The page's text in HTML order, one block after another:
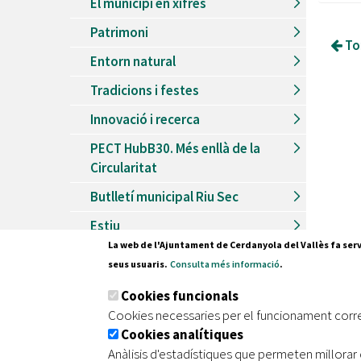
Patrimoni
Entorn natural
Tradicions i festes
Innovació i recerca
PECT HubB30. Més enllà de la
Circularitat
Butlletí municipal Riu Sec
Estiu
Observatori de la Ciutat
Pl.
La web de l'Ajuntament de Cerdanyola del Vallès fa
seus usuaris. Consulta més informació.
Cookies funcionals
Cookies necessaries per el funcionament
Cookies analítiques
Anàlisis d'estadístiques que permeten